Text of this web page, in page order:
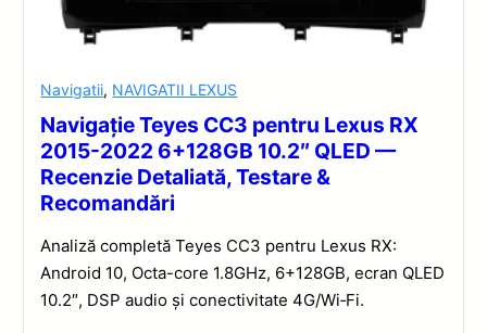
Navigatii, NAVIGATII LEXUS
Navigație Teyes CC3 pentru Lexus RX
2015-2022 6+128GB 10.2″ QLED —
Recenzie Detaliată, Testare &
Recomandări
Analiză completă Teyes CC3 pentru Lexus RX:
Android 10, Octa-core 1.8GHz, 6+128GB, ecran QLED
10.2″, DSP audio și conectivitate 4G/Wi‑Fi.